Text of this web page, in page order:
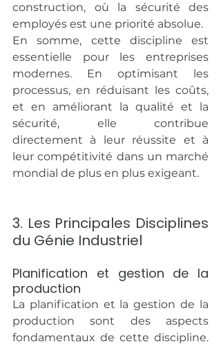
construction, où la sécurité des
employés est une priorité absolue.
En somme, cette discipline est
essentielle pour les entreprises
modernes. En optimisant les
processus, en réduisant les coûts,
et en améliorant la qualité et la
sécurité, elle contribue
directement à leur réussite et à
leur compétitivité dans un marché
mondial de plus en plus exigeant.
3. Les Principales Disciplines
du Génie Industriel
Planification et gestion de la
production
La planification et la gestion de la
production sont des aspects
fondamentaux de cette discipline.